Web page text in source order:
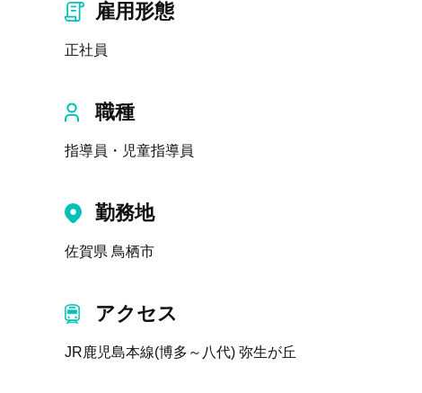
雇用形態
正社員
職種
指導員・児童指導員
勤務地
佐賀県 鳥栖市
アクセス
JR鹿児島本線(博多～八代) 弥生が丘